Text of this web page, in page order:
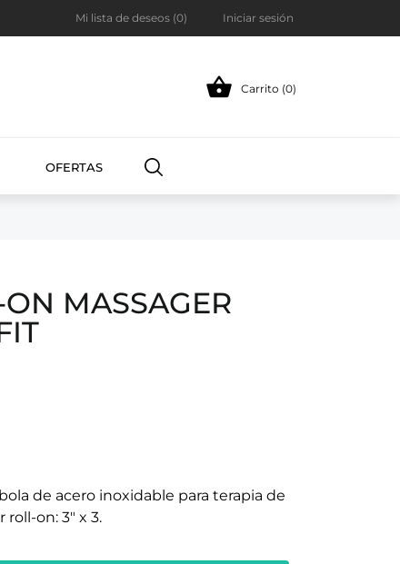
Mi lista de deseos (0) Iniciar sesión
 Carrito (0)
OFERTAS
MASSAGER
de acero inoxidable para terapia de
roll-on: 3" x 3.